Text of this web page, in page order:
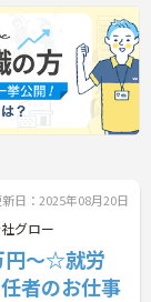
日：2025年08月20日
グロー
円～☆就労
者のお仕事